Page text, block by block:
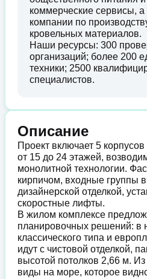
коммерческие сервисы, а
компании по
кровельных материалов.
Наши ресурсы: 300
организаций; более 200
техники; 2500
специалистов.
Описание
Проект включает 5
от 15 до 24 этажей,
монолитной технологии.
кирпичом, входные группы
дизайнерской отделкой,
скоростные лифты.
В жилом комплексе
планировочных решений: в
классического типа и
идут с чистовой отделкой,
высотой потолков 2,66 м.
виды на море, которое